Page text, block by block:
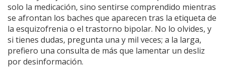
solo la medicación, sino sentirse comprendido mientras
se afrontan los baches que aparecen tras la etiqueta de
la esquizofrenia o el trastorno bipolar. No lo olvides, y
si tienes dudas, pregunta una y mil veces; a la larga,
prefiero una consulta de más que lamentar un desliz
por desinformación.